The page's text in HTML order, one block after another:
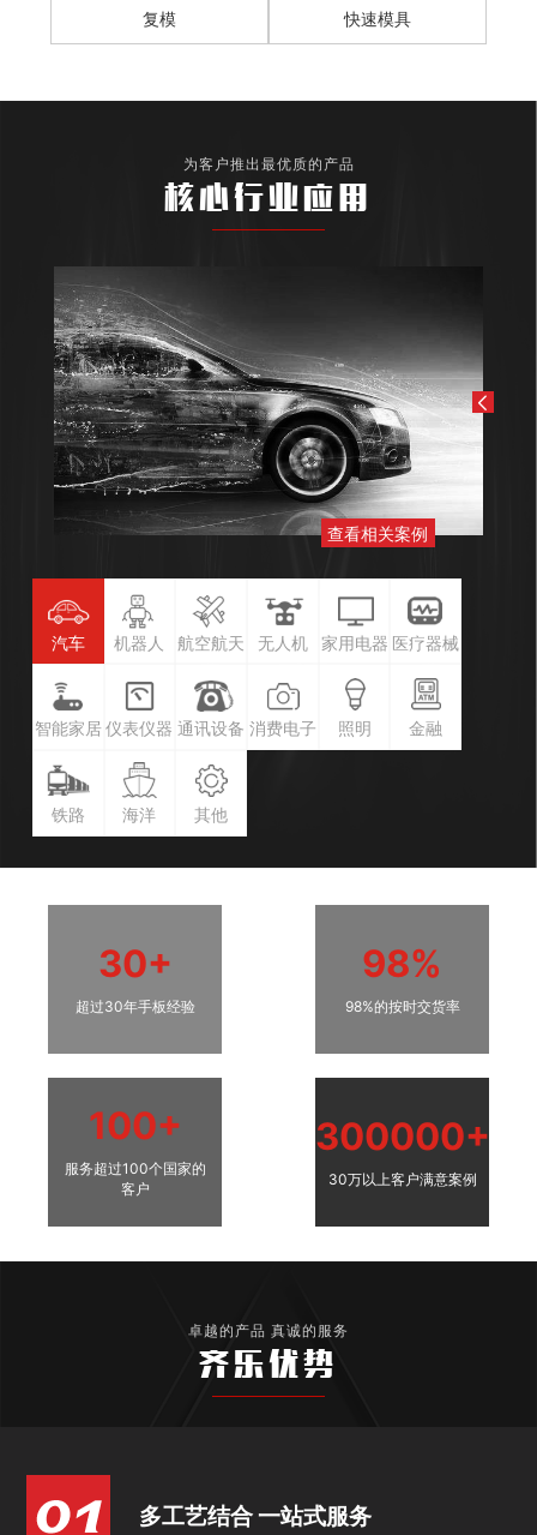
复模 快速模具
为客户推出最优质的产品
核心行业应用
查看相关案例
汽车 机器人 航空航天 无人机 家用电器 医疗器械
智能家居 仪表仪器 通讯设备 消费电子 照明 金融
铁路 海洋 其他
30+
超过30年手板经验
98%
98%的按时交货率
100+
服务超过100个国家的
客户
300000+
30万以上客户满意案例
卓越的产品 真诚的服务
齐乐优势
多工艺结合 一站式服务